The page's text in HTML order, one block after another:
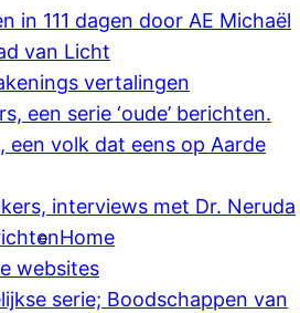
in 111 dagen door AE Michaël
van Licht
vertalingen
een serie ‘oude’ berichten.
een volk dat eens op Aarde
interviews met Dr. Neruda
Home
websites
serie; Boodschappen van